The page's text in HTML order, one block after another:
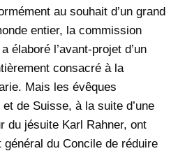
au souhait d’un grand
entier, la commission
élaboré l’avant-projet d’un
consacré à la
Mais les évêques
et de Suisse, à la suite d’une
du jésuite Karl Rahner, ont
du Concile de réduire